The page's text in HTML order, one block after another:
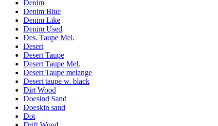
Denim
Denim Blue
Denim Like
Denim Used
Des. Taupe Mel.
Desert
Desert Taupe
Desert Taupe Mel.
Desert Taupe melange
Desert taupe w. black
Dirt Wood
Doesind Sand
Doeskin sand
Dot